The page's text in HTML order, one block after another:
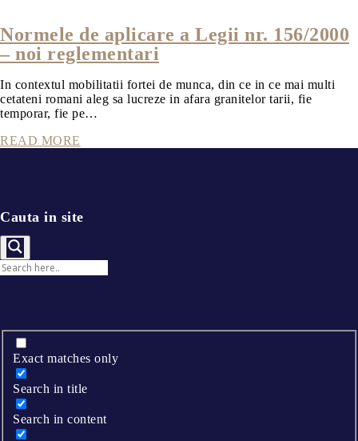
Normele de aplicare a Legii nr. 156/2000
– noi reglementari
In contextul mobilitatii fortei de munca, din ce in ce mai multi
cetateni romani aleg sa lucreze in afara granitelor tarii, fie
temporar, fie pe…
READ MORE
Cauta in site
Exact matches only
Search in title
Search in content